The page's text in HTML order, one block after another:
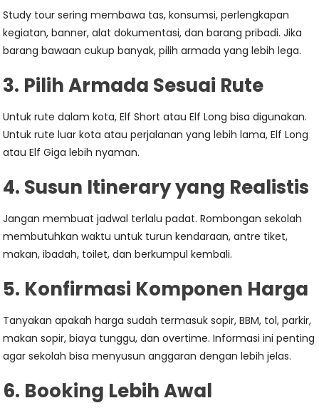
Study tour sering membawa tas, konsumsi, perlengkapan
kegiatan, banner, alat dokumentasi, dan barang pribadi. Jika
barang bawaan cukup banyak, pilih armada yang lebih lega.
3. Pilih Armada Sesuai Rute
Untuk rute dalam kota, Elf Short atau Elf Long bisa digunakan.
Untuk rute luar kota atau perjalanan yang lebih lama, Elf Long
atau Elf Giga lebih nyaman.
4. Susun Itinerary yang Realistis
Jangan membuat jadwal terlalu padat. Rombongan sekolah
membutuhkan waktu untuk turun kendaraan, antre tiket,
makan, ibadah, toilet, dan berkumpul kembali.
5. Konfirmasi Komponen Harga
Tanyakan apakah harga sudah termasuk sopir, BBM, tol, parkir,
makan sopir, biaya tunggu, dan overtime. Informasi ini penting
agar sekolah bisa menyusun anggaran dengan lebih jelas.
6. Booking Lebih Awal